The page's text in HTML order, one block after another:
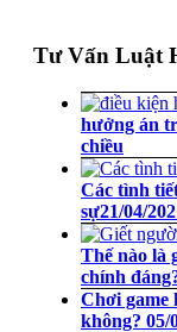
Tư Vấn Luật
hưởng án
chiều
Các tình
sự21/04/
Thế nào là
chính
Chơi game
không? 05/